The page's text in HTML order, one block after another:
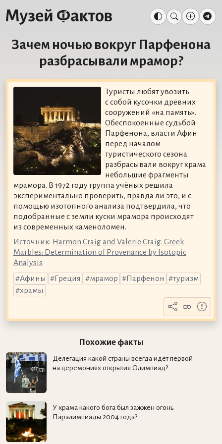
Зачем ночью вокруг Парфенона
разбрасывали мрамор?
Туристы любят увозить
с собой кусочки древних
сооружений «на память».
Обеспокоенные судьбой
Парфенона, власти Афин
перед началом
туристического сезона
разбрасывали вокруг храма
небольшие фрагменты
мрамора. В 1972 году группа учёных решила
экспериментально проверить, правда ли это, и с
помощью изотопного анализа подтвердила, что
подобранные с земли куски мрамора происходят
из современных каменоломен.
Источник: Harmon Craig and Valerie Craig. Greek
Marbles: Determination of Provenance by Isotopic
Analysis
Афины
Греция мрамор Парфенон
туризм
храмы
Похожие факты
Делегация какой страны всегда идёт первой
на церемониях открытия Олимпиад?
У храма какого бога был зажжён огонь
Паралимпиады 2004 года?